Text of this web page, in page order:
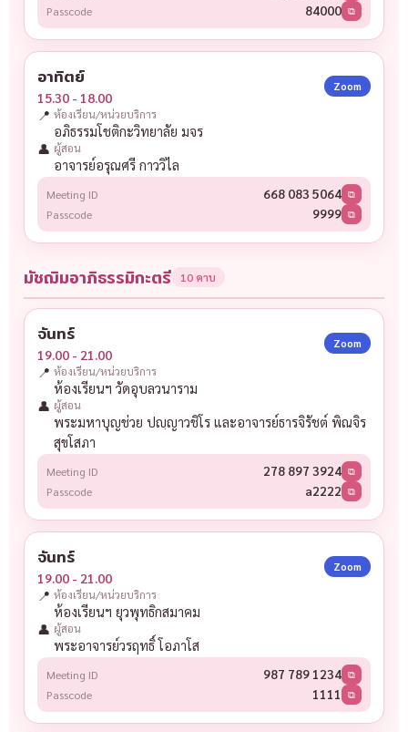
Passcode 84000 ⧉
อาทิตย์
15.30 - 18.00
Zoom
📍 ห้องเรียน/หน่วยบริการ
อภิธรรมโชติกะวิทยาลัย มจร
👤 ผู้สอน
อาจารย์อรุณศรี กาววิไล
Meeting ID 668 083 5064 ⧉
Passcode 9999 ⧉
มัชฌิมอาภิธรรมิกะตรี 10 คาบ
จันทร์
19.00 - 21.00
Zoom
📍 ห้องเรียน/หน่วยบริการ
ห้องเรียนฯ วัดอุบลวนาราม
👤 ผู้สอน
พระมหาบุญช่วย ปญฺญาวชิโร และอาจารย์ธารจิรัชต์ พิณจิร
สุขโสภา
Meeting ID 278 897 3924 ⧉
Passcode a2222 ⧉
จันทร์
19.00 - 21.00
Zoom
📍 ห้องเรียน/หน่วยบริการ
ห้องเรียนฯ ยุวพุทธิกสมาคม
👤 ผู้สอน
พระอาจารย์วรฤทธิ์ โอภาโส
Meeting ID 987 789 1234 ⧉
Passcode 1111 ⧉